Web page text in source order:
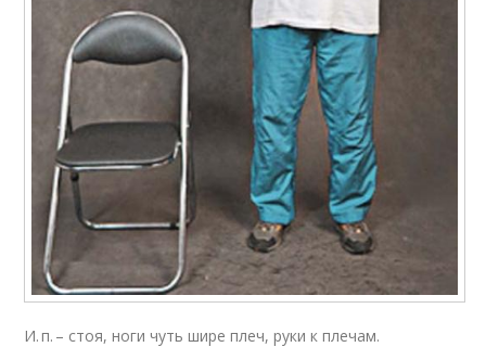
И. п. – стоя, ноги чуть шире плеч, руки к плечам.